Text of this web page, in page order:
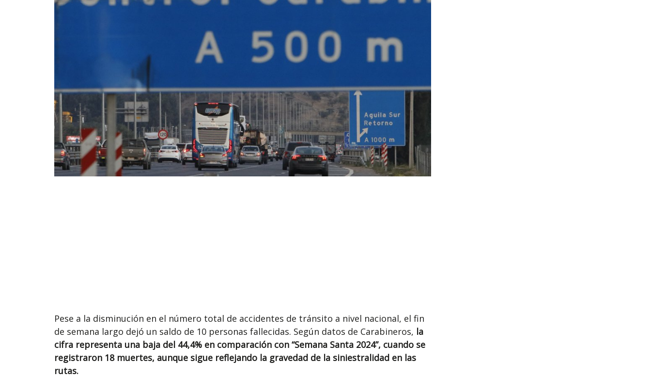
Pese a la disminución en el número total de accidentes de tránsito a nivel nacional, el fin
de semana largo dejó un saldo de 10 personas fallecidas. Según datos de Carabineros, la
cifra representa una baja del 44,4% en comparación con “Semana Santa 2024”, cuando se
registraron 18 muertes, aunque sigue reflejando la gravedad de la siniestralidad en las
rutas.